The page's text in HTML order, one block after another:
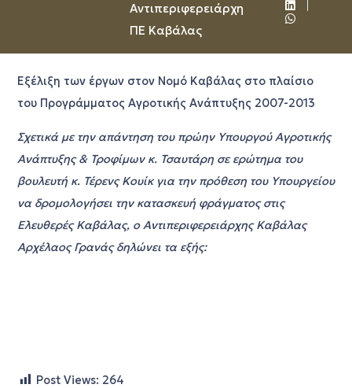
Αντιπεριφερειάρχη
ΠΕ Καβάλας
Εξέλιξη των έργων στον Νομό Καβάλας στο πλαίσιο
του Προγράμματος Αγροτικής Ανάπτυξης 2007-2013
Σχετικά με την απάντηση του πρώην Υπουργού Αγροτικής
Ανάπτυξης & Τροφίμων κ. Τσαυτάρη σε ερώτημα του
βουλευτή κ. Τέρενς Κουίκ για την πρόθεση του Υπουργείου
να δρομολογήσει την κατασκευή φράγματος στις
Ελευθερές Καβάλας, ο Αντιπεριφερειάρχης Καβάλας
Αρχέλαος Γρανάς δηλώνει τα εξής:
Post Views: 264